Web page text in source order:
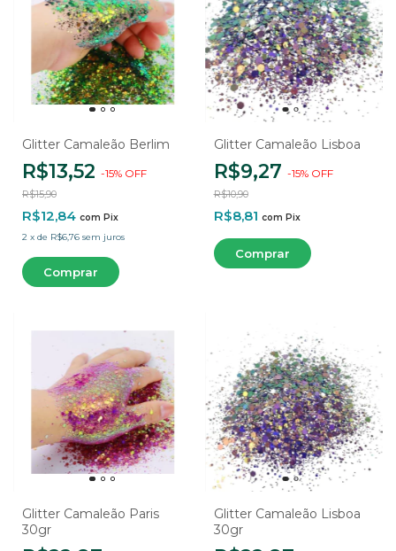
Glitter Camaleão Berlim
R$13,52 -15% OFF
R$15,90
R$12,84 com Pix
2 x de R$6,76 sem juros
Glitter Camaleão Lisboa
R$9,27 -15% OFF
R$10,90
R$8,81 com Pix
Glitter Camaleão Paris
30gr
Glitter Camaleão Lisboa
30gr